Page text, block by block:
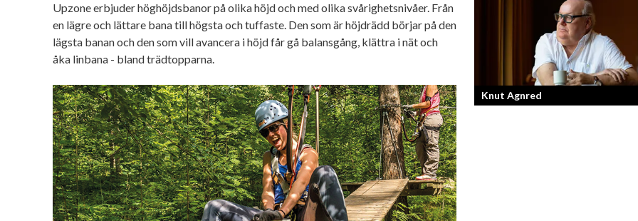
Upzone erbjuder höghöjdsbanor på olika höjd och med olika svårighetsnivåer. Från
en lägre och lättare bana till högsta och tuffaste. Den som är höjdrädd börjar på den
lägsta banan och den som vill avancera i höjd får gå balansgång, klättra i nät och
åka linbana - bland trädtopparna.
Under ytan av en passionerad och
strukturerad entreprenör.
Knut Agnred